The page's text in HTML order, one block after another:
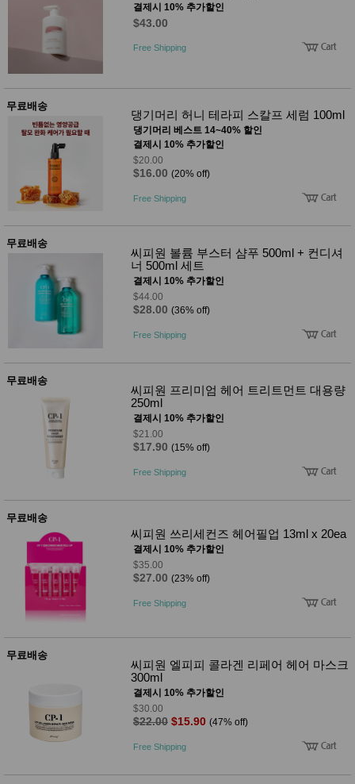
WALL
DECO
결제시 10% 추가할인
$43.00
Free Shipping
무료배송
댕기머리 허니 테라피 스칼프 세럼 100ml
댕기머리 베스트 14~40% 할인
결제시 10% 추가할인
$20.00
$16.00 (20% off)
Free Shipping
무료배송
씨피원 볼륨 부스터 샴푸 500ml + 컨디셔
너 500ml 세트
결제시 10% 추가할인
$44.00
$28.00 (36% off)
Free Shipping
무료배송
씨피원 프리미엄 헤어 트리트먼트 대용량
250ml
결제시 10% 추가할인
$21.00
$17.90 (15% off)
Free Shipping
무료배송
씨피원 쓰리세컨즈 헤어필업 13ml x 20ea
결제시 10% 추가할인
$35.00
$27.00 (23% off)
Free Shipping
무료배송
씨피원 엘피피 콜라겐 리페어 헤어 마스크
300ml
결제시 10% 추가할인
$30.00
$22.00 $15.90 (47% off)
Free Shipping